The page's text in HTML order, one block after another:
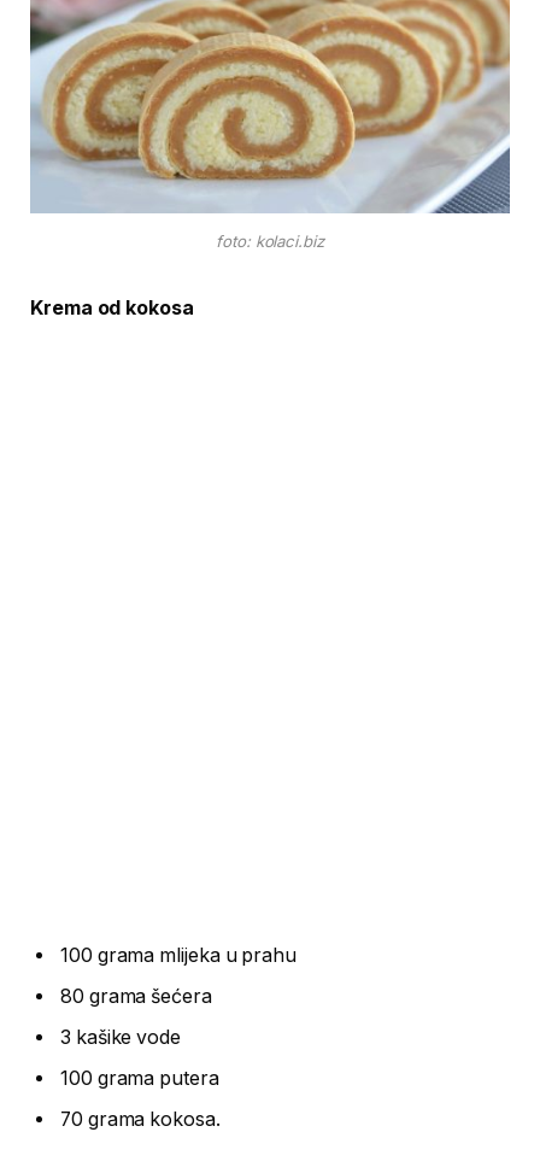
foto: kolaci.biz
Krema od kokosa
100 grama mlijeka u prahu
80 grama šećera
3 kašike vode
100 grama putera
70 grama kokosa.